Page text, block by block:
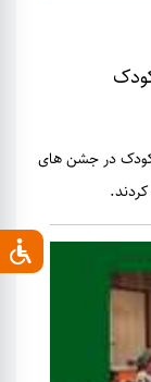
کودک در جشن های